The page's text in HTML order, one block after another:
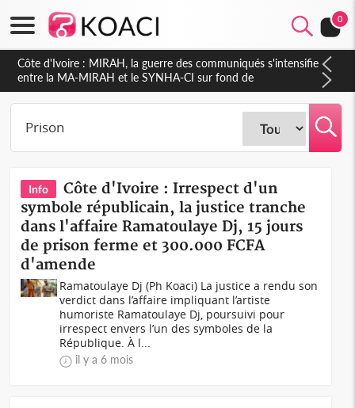
0
Côte d'Ivoire : Indépendance 2026, Thiam plaide pour un
environnement démocratique plus apaisé
Info
Côte d'Ivoire : Irrespect d'un
symbole républicain, la justice tranche
dans l'affaire Ramatoulaye Dj, 15 jours
de prison ferme et 300.000 FCFA
d'amende
Ramatoulaye Dj (Ph Koaci) La justice a rendu son
verdict dans l’affaire impliquant l’artiste
humoriste Ramatoulaye Dj, poursuivi pour
irrespect envers l’un des symboles de la
République. À l...
il y a 6 mois